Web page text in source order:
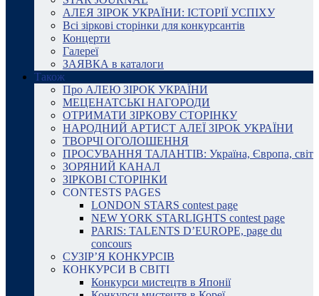
АЛЕЯ ЗІРОК УКРАЇНИ: ІСТОРІЇ УСПІХУ
Всі зіркові сторінки для конкурсантів
Концерти
Галереї
ЗАЯВКА в каталоги
Також
Про АЛЕЮ ЗІРОК УКРАЇНИ
МЕЦЕНАТСЬКІ НАГОРОДИ
ОТРИМАТИ ЗІРКОВУ СТОРІНКУ
НАРОДНИЙ АРТИСТ АЛЕЇ ЗІРОК УКРАЇНИ
ТВОРЧІ ОГОЛОШЕННЯ
ПРОСУВАННЯ ТАЛАНТІВ: Україна, Європа, світ
ЗОРЯНИЙ КАНАЛ
ЗІРКОВІ СТОРІНКИ
CONTESTS PAGES
LONDON STARS contest page
NEW YORK STARLIGHTS contest page
PARIS: TALENTS D’EUROPE, page du
concours
СУЗІР’Я КОНКУРСІВ
КОНКУРСИ В СВІТІ
Конкурси мистецтв в Японії